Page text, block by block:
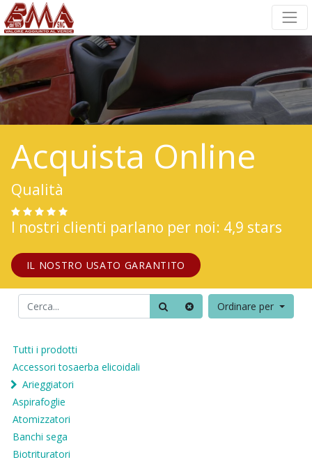
Acquista Online
Qualità
I nostri clienti parlano per noi: 4,9 stars
IL NOSTRO USATO GARANTITO
Ordinare per
Tutti i prodotti
Accessori tosaerba elicoidali
Arieggiatori
Aspirafoglie
Atomizzatori
Banchi sega
Biotrituratori